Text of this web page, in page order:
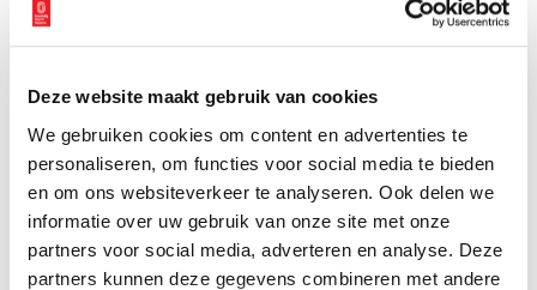
Deze website maakt gebruik van cookies
We gebruiken cookies om content en advertenties te
personaliseren, om functies voor social media te bieden
en om ons websiteverkeer te analyseren. Ook delen we
informatie over uw gebruik van onze site met onze
partners voor social media, adverteren en analyse. Deze
partners kunnen deze gegevens combineren met andere